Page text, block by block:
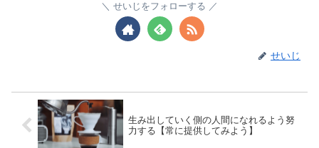
せいじをフォローする
せいじ
生み出していく側の人間になれるよう努
力する【常に提供してみよう】